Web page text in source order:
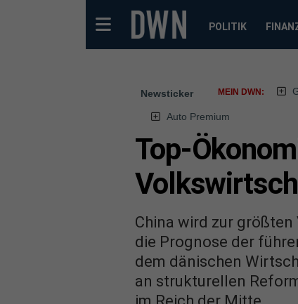
POLITIK
Newsticker MEIN DWN:
Auto Premium
Top-
China wird zur
die Prognose der
dem dänischen
an strukturellen